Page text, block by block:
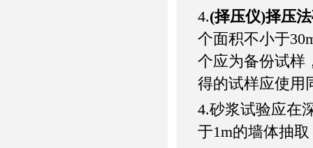
4.(择压仪)择压
个面积不小于
个应为备份试样
得的试样应使用
4.砂浆试验应在
于1m的墙体抽